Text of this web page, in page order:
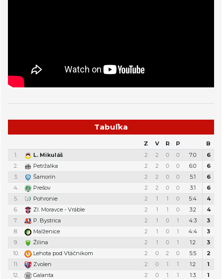
Tabuľka
Z V R P
B
1.
L. Mikuláš 2 2 0 0 7:0
6
2.
Petržalka 2 2 0 0 6:0
6
3.
Šamorín 2 2 0 0 5:1
6
4.
Prešov 2 2 0 0 3:1
6
5.
Pohronie 2 1 1 0 5:4
4
6.
Zl. Moravce - Vráble 2 1 1 0 3:2
4
7.
P. Bystrica 2 1 0 1 4:3
3
8.
Malženice 2 1 0 1 4:4
3
9.
Žilina 2 1 0 1 1:2
3
10.
Lehota pod Vtáčnikom 2 0 2 0 5:5
2
11.
Zvolen 2 0 1 1 1:2
1
12.
Galanta 2 0 1 1 1:3
1